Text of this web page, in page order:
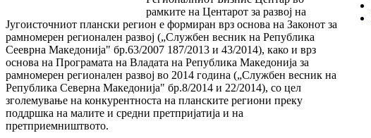
рамките на Центарот за развој на
Југоисточниот плански регион е формиран врз основа на Законот за
рамномерен регионален развој („Службен весник на Република
Сееврна Македонија" бр.63/2007 187/2013 и 43/2014), како и врз
основа на Програмата на Владата на Република Македонија за
рамномерен регионален развој во 2014 година („Службен весник на
Република Северна Македонија" бр.8/2014 и 22/2014), со цел
зголемување на конкурентноста на планските региони преку
поддршка на малите и средни претпријатија и на
претприемништвото.